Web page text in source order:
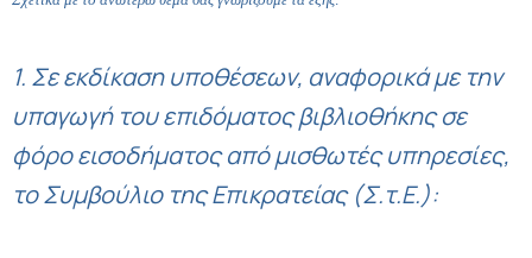
1. Σε εκδίκαση υποθέσεων, αναφορικά με την
υπαγωγή του επιδόματος βιβλιοθήκης σε
φόρο εισοδήματος από μισθωτές υπηρεσίες,
το Συμβούλιο της Επικρατείας (Σ.τ.Ε.):